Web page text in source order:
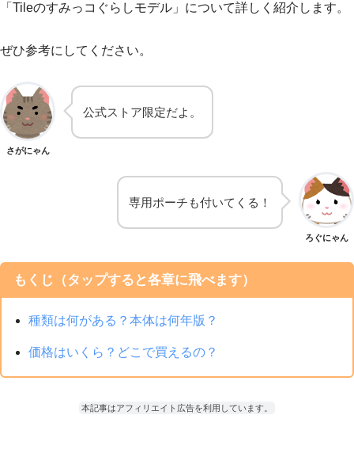
「Tileのすみっコぐらしモデル」について詳しく紹介します。
ぜひ参考にしてください。
さがにゃん
公式ストア限定だよ。
ろぐにゃん
専用ポーチも付いてくる！
もくじ（タップすると各章に飛べます）
種類は何がある？本体は何年版？
価格はいくら？どこで買えるの？
本記事はアフィリエイト広告を利用しています。